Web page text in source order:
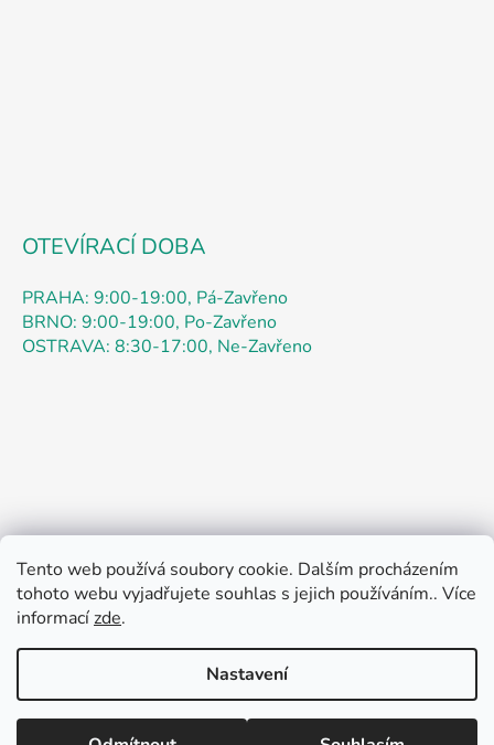
Tento web používá soubory cookie. Dalším procházením
tohoto webu vyjadřujete souhlas s jejich používáním.. Více
informacízde.
Nastavení
Rádi bychom vás informovali: speciální promo akce až 52
% je určena výhradně pro OBJEDNÁVKY přes ESHOP
právě aktivoval funkci Oblíbené, aby si zákazníci mohli
vytvářet vlastní seznamy produktů. Srdečně zveme
OTEVÍRACÍ DOBA
PRAHA: 9:00-19:00, Pá-Zavřeno
BRNO: 9:00-19:00, Po-Zavřeno
OSTRAVA: 8:30-17:00, Ne-Zavřeno
Obchodní podmínky Podmínky ochrany osobních údajů
Kontakty
Pokyny k objednávce Pokyny k registraci Reklamace
Práce Oznámení